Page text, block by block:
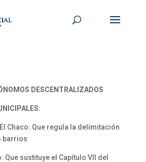
DESCENTRALIZADOS
Chaco: Que regula la delimitación
barrios
Que sustituye el Capítulo VII del